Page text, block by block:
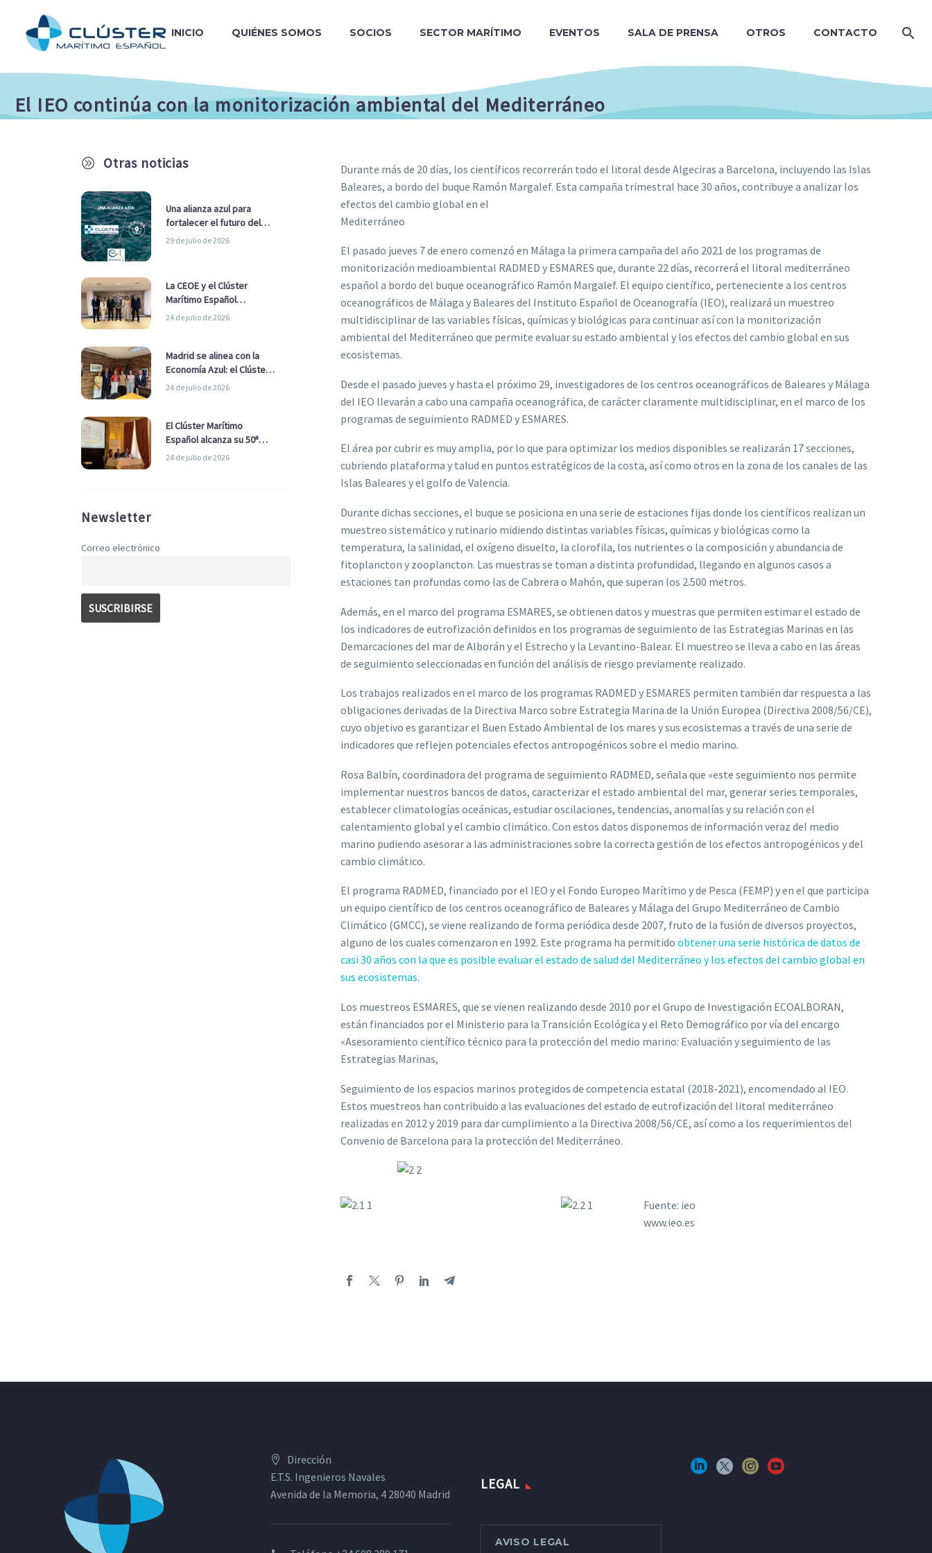
INICIO QUIÉNES SOMOS SOCIOS SECTOR MARÍTIMO EVENTOS SALA DE PRENSA OTROS CONTACTO
El IEO continúa con la monitorización ambiental del Mediterráneo
A Otras noticias
Una alianza azul para
fortalecer el futuro del
sector marítimo
29 de julio de 2026
La CEOE y el Clúster
Marítimo Español
refuerzan su alianza para
24 de julio de 2026
Madrid se alinea con la
Economía Azul: el Clúster
Marítimo Español y la Real
Ayuntamiento
24 de julio de 2026
El Clúster Marítimo
Español alcanza su 50ª
Asamblea reafirmando su
24 de julio de 2026
Newsletter
Correo electrónico
Durante más de 20 días, los científicos recorrerán todo el litoral desde Algeciras a Barcelona, incluyendo las Islas
Baleares, a bordo del buque Ramón Margalef. Esta campaña trimestral hace 30 años, contribuye a analizar los
efectos del cambio global en el
Mediterráneo
El pasado jueves 7 de enero comenzó en Málaga la primera campaña del año 2021 de los programas de
monitorización medioambiental RADMED y ESMARES que, durante 22 días, recorrerá el litoral mediterráneo
español a bordo del buque oceanográfico Ramón Margalef. El equipo científico, perteneciente a los centros
oceanográficos de Málaga y Baleares del Instituto Español de Oceanografía (IEO), realizará un muestreo
multidisciplinar de las variables físicas, químicas y biológicas para continuar así con la monitorización
ambiental del Mediterráneo que permite evaluar su estado ambiental y los efectos del cambio global en sus
ecosistemas.
Desde el pasado jueves y hasta el próximo 29, investigadores de los centros oceanográficos de Baleares y Málaga
del IEO llevarán a cabo una campaña oceanográfica, de carácter claramente multidisciplinar, en el marco de los
programas de seguimiento RADMED y ESMARES.
El área por cubrir es muy amplia, por lo que para optimizar los medios disponibles se realizarán 17 secciones,
cubriendo plataforma y talud en puntos estratégicos de la costa, así como otros en la zona de los canales de las
Islas Baleares y el golfo de Valencia.
Durante dichas secciones, el buque se posiciona en una serie de estaciones fijas donde los científicos realizan un
muestreo sistemático y rutinario midiendo distintas variables físicas, químicas y biológicas como la
temperatura, la salinidad, el oxígeno disuelto, la clorofila, los nutrientes o la composición y abundancia de
fitoplancton y zooplancton. Las muestras se toman a distinta profundidad, llegando en algunos casos a
estaciones tan profundas como las de Cabrera o Mahón, que superan los 2.500 metros.
Además, en el marco del programa ESMARES, se obtienen datos y muestras que permiten estimar el estado de
los indicadores de eutrofización definidos en los programas de seguimiento de las Estrategias Marinas en las
Demarcaciones del mar de Alborán y el Estrecho y la Levantino-Balear. El muestreo se lleva a cabo en las áreas
de seguimiento seleccionadas en función del análisis de riesgo previamente realizado.
Los trabajos realizados en el marco de los programas RADMED y ESMARES permiten también dar respuesta a las
obligaciones derivadas de la Directiva Marco sobre Estrategia Marina de la Unión Europea (Directiva 2008/56/CE),
cuyo objetivo es garantizar el Buen Estado Ambiental de los mares y sus ecosistemas a través de una serie de
indicadores que reflejen potenciales efectos antropogénicos sobre el medio marino.
Rosa Balbín, coordinadora del programa de seguimiento RADMED, señala que «este seguimiento nos permite
implementar nuestros bancos de datos, caracterizar el estado ambiental del mar, generar series temporales,
establecer climatologías oceánicas, estudiar oscilaciones, tendencias, anomalías y su relación con el
calentamiento global y el cambio climático. Con estos datos disponemos de información veraz del medio
marino pudiendo asesorar a las administraciones sobre la correcta gestión de los efectos antropogénicos y del
cambio climático.
El programa RADMED, financiado por el IEO y el Fondo Europeo Marítimo y de Pesca (FEMP) y en el que participa
un equipo científico de los centros oceanográfico de Baleares y Málaga del Grupo Mediterráneo de Cambio
Climático (GMCC), se viene realizando de forma periódica desde 2007, fruto de la fusión de diversos proyectos,
alguno de los cuales comenzaron en 1992. Este programa ha permitido obtener una serie histórica de datos de
casi 30 años con la que es posible evaluar el estado de salud del Mediterráneo y los efectos del cambio global en
sus ecosistemas.
Los muestreos ESMARES, que se vienen realizando desde 2010 por el Grupo de Investigación ECOALBORAN,
están financiados por el Ministerio para la Transición Ecológica y el Reto Demográfico por vía del encargo
«Asesoramiento científico técnico para la protección del medio marino: Evaluación y seguimiento de las
Estrategias Marinas,
Seguimiento de los espacios marinos protegidos de competencia estatal (2018-2021), encomendado al IEO.
Estos muestreos han contribuido a las evaluaciones del estado de eutrofización del litoral mediterráneo
realizadas en 2012 y 2019 para dar cumplimiento a la Directiva 2008/56/CE, así como a los requerimientos del
Convenio de Barcelona para la protección del Mediterráneo.
Fuente: ieo
www.ieo.es
Dirección
E.T.S. Ingenieros Navales
Avenida de la Memoria, 4 28040 Madrid
LEGAL
AVISO LEGAL